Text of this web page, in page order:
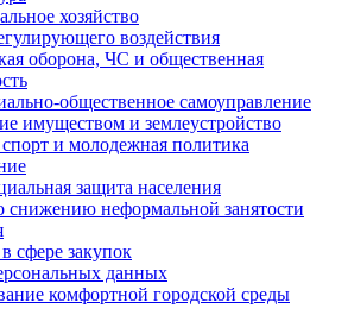
хозяйство
воздействия
оборона, ЧС и общественная
общественное самоуправление
имуществом и землеустройство
спорт и молодежная политика
защита населения
снижению неформальной занятости
сфере закупок
данных
комфортной городской среды